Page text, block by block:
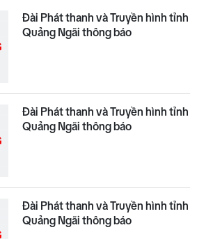
Đài Phát thanh và Truyền hình tỉnh
Quảng Ngãi thông báo
Đài Phát thanh và Truyền hình tỉnh
Quảng Ngãi thông báo
Đài Phát thanh và Truyền hình tỉnh
Quảng Ngãi thông báo